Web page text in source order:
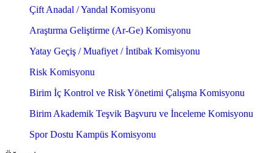
Çift Anadal / Yandal Komisyonu
Araştırma Geliştirme (Ar-Ge) Komisyonu
Yatay Geçiş / Muafiyet / İntibak Komisyonu
Risk Komisyonu
Birim İç Kontrol ve Risk Yönetimi Çalışma Komisyonu
Birim Akademik Teşvik Başvuru ve İnceleme Komisyonu
Spor Dostu Kampüs Komisyonu